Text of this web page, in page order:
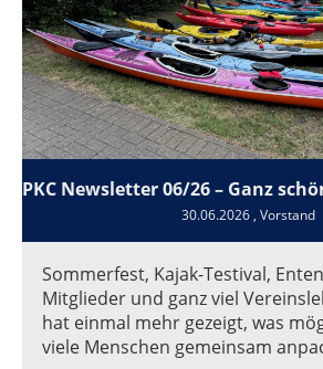
30.06.2026, Vorstand
Sommerfest, Kajak-Testival,
Mitglieder und ganz viel
hat einmal mehr gezeigt, was
viele Menschen gemeinsam